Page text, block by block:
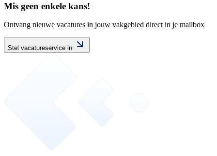
Mis geen enkele kans!
Ontvang nieuwe vacatures in jouw vakgebied direct in je mailbox
Stel vacatureservice in